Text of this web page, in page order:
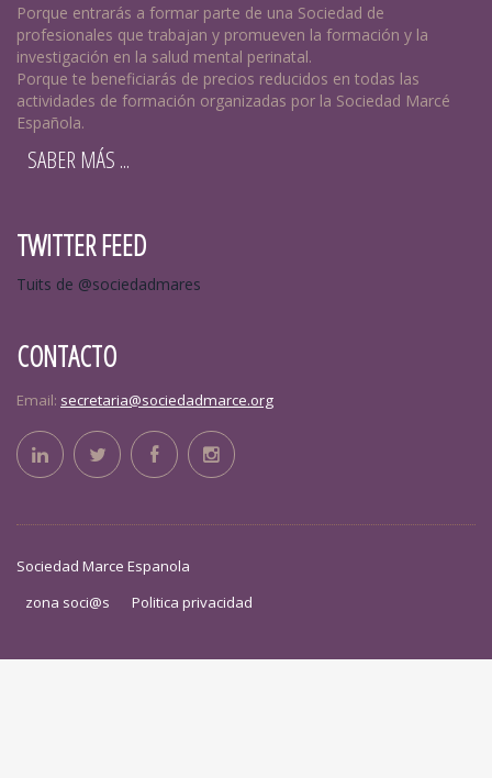
Porque entrarás a formar parte de una Sociedad de
profesionales que trabajan y promueven la formación y la
investigación en la salud mental perinatal.
Porque te beneficiarás de precios reducidos en todas las
actividades de formación organizadas por la Sociedad Marcé
Española.
SABER MÁS ...
TWITTER FEED
Tuits de @sociedadmares
CONTACTO
Email: secretaria@sociedadmarce.org
Sociedad Marce Espanola
zona soci@s
Politica privacidad